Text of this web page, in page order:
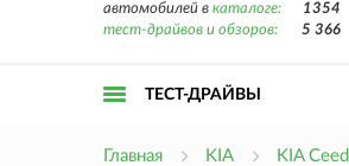
автомобилей в каталоге:
1354
тест-драйвов и обзоров:
5 366
ТЕСТ-ДРАЙВЫ
Главная KIA KIA Ceed